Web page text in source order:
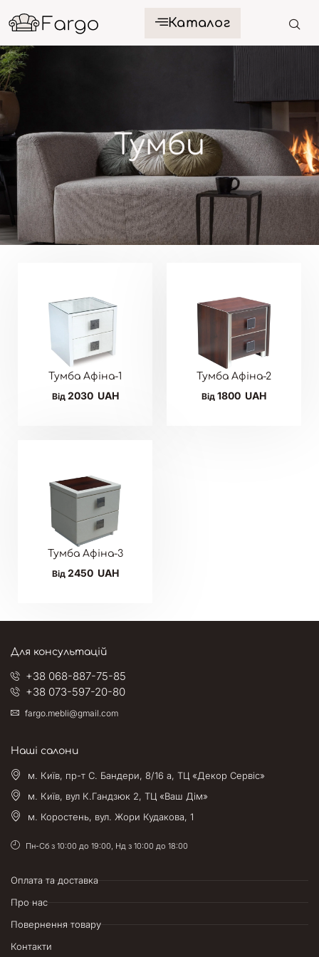
Каталог
Тумби
Тумба Афіна-1
Від 2030 UAH
Тумба Афіна-2
Від 1800 UAH
Тумба Афіна-3
Від 2450 UAH
Для консультацій
+38 068-887-75-85
+38 073-597-20-80
fargo.mebli@gmail.com
Наші салони
м. Київ, пр-т С. Бандери, 8/16 а, ТЦ «Декор Сервіс»
м. Київ, вул К.Гандзюк 2, ТЦ «Ваш Дім»
м. Коростень, вул. Жори Кудакова, 1
Пн-Сб з 10:00 до 19:00, Нд з 10:00 до 18:00
Оплата та доставка
Про нас
Повернення товару
Контакти